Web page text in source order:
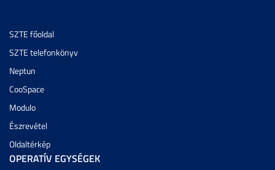
SZTE főoldal
SZTE telefonkönyv
Neptun
CooSpace
Modulo
Észrevétel
Oldaltérkép
OPERATÍV EGYSÉGEK